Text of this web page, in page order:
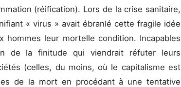
(réification). Lors de la crise sanitaire,
« virus » avait ébranlé cette fragile idée
hommes leur mortelle condition. Incapables
de la finitude qui viendrait réfuter leurs
(celles, du moins, où le capitalisme est
de la mort en procédant à une tentative